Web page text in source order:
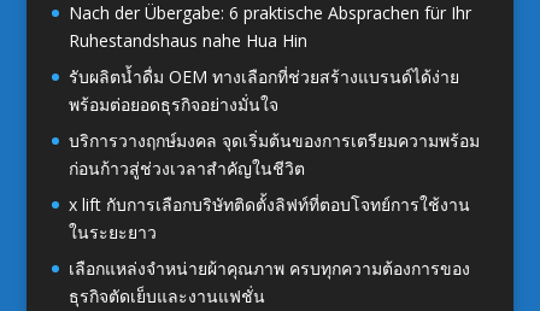
Nach der Übergabe: 6 praktische Absprachen für Ihr
Ruhestandshaus nahe Hua Hin
รับผลิตน้ำดื่ม OEM ทางเลือกที่ช่วยสร้างแบรนด์ได้ง่าย
พร้อมต่อยอดธุรกิจอย่างมั่นใจ
บริการวางฤกษ์มงคล จุดเริ่มต้นของการเตรียมความพร้อม
ก่อนก้าวสู่ช่วงเวลาสำคัญในชีวิต
x lift กับการเลือกบริษัทติดตั้งลิฟท์ที่ตอบโจทย์การใช้งาน
ในระยะยาว
เลือกแหล่งจำหน่ายผ้าคุณภาพ ครบทุกความต้องการของ
ธุรกิจตัดเย็บและงานแฟชั่น